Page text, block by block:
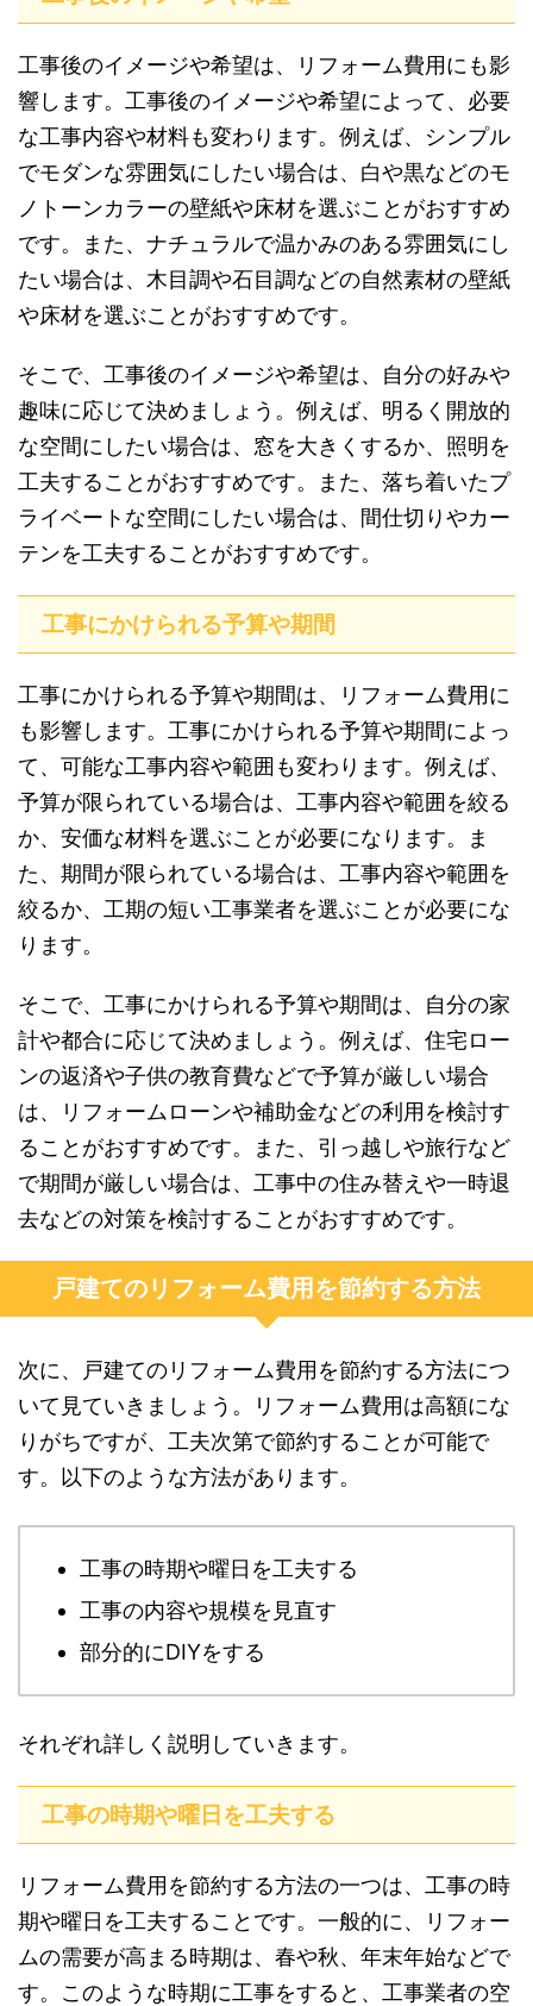
工事後のイメージや希望は、リフォーム費用にも影
響します。工事後のイメージや希望によって、必要
な工事内容や材料も変わります。例えば、シンプル
でモダンな雰囲気にしたい場合は、白や黒などのモ
ノトーンカラーの壁紙や床材を選ぶことがおすすめ
です。また、ナチュラルで温かみのある雰囲気にし
たい場合は、木目調や石目調などの自然素材の壁紙
や床材を選ぶことがおすすめです。
そこで、工事後のイメージや希望は、自分の好みや
趣味に応じて決めましょう。例えば、明るく開放的
な空間にしたい場合は、窓を大きくするか、照明を
工夫することがおすすめです。また、落ち着いたプ
ライベートな空間にしたい場合は、間仕切りやカー
テンを工夫することがおすすめです。
工事にかけられる予算や期間
工事にかけられる予算や期間は、リフォーム費用に
も影響します。工事にかけられる予算や期間によっ
て、可能な工事内容や範囲も変わります。例えば、
予算が限られている場合は、工事内容や範囲を絞る
か、安価な材料を選ぶことが必要になります。ま
た、期間が限られている場合は、工事内容や範囲を
絞るか、工期の短い工事業者を選ぶことが必要にな
ります。
そこで、工事にかけられる予算や期間は、自分の家
計や都合に応じて決めましょう。例えば、住宅ロー
ンの返済や子供の教育費などで予算が厳しい場合
は、リフォームローンや補助金などの利用を検討す
ることがおすすめです。また、引っ越しや旅行など
で期間が厳しい場合は、工事中の住み替えや一時退
去などの対策を検討することがおすすめです。
戸建てのリフォーム費用を節約する方法
次に、戸建てのリフォーム費用を節約する方法につ
いて見ていきましょう。リフォーム費用は高額にな
りがちですが、工夫次第で節約することが可能で
す。以下のような方法があります。
工事の時期や曜日を工夫する
工事の内容や規模を見直す
部分的にDIYをする
それぞれ詳しく説明していきます。
工事の時期や曜日を工夫する
リフォーム費用を節約する方法の一つは、工事の時
期や曜日を工夫することです。一般的に、リフォー
ムの需要が高まる時期は、春や秋、年末年始などで
す。このような時期に工事をすると、工事業者の空